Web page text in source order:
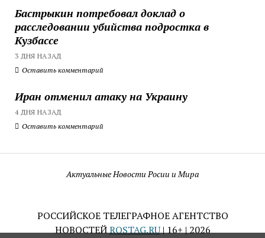
Бастрыкин потребовал доклад о
расследовании убийства подростка в
Кузбассе
3 ДНЯ НАЗАД
Оставить комментарий
Иран отменил атаку на Украину
4 ДНЯ НАЗАД
Оставить комментарий
Актуальные Новости Росии и Мира
РОССИЙСКОЕ ТЕЛЕГРАФНОЕ АГЕНТСТВО
НОВОСТЕЙROSTAG.RU| 16+ | 2026